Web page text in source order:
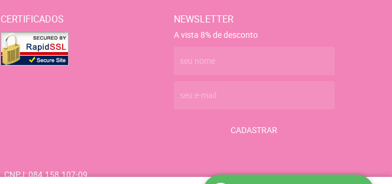
CERTIFICADOS NEWSLETTER
A vista 8% de desconto
CADASTRAR
CNPJ: 084.158.107-09